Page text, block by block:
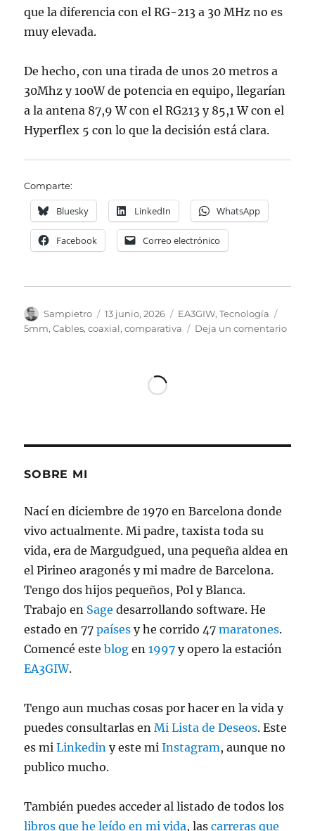
que la diferencia con el RG-213 a 30 MHz no es
muy elevada.
De hecho, con una tirada de unos 20 metros a
30Mhz y 100W de potencia en equipo, llegarían
a la antena 87,9 W con el RG213 y 85,1 W con el
Hyperflex 5 con lo que la decisión está clara.
Comparte:
Bluesky LinkedIn WhatsApp
Facebook Correo electrónico
Autor
Sampietro
Publicado
el
13 junio, 2026 Categorías
EA3GIW,Tecnología
5mm,Cables,coaxial,comparativa Deja un comentarioen
SOBRE MI
Nací en diciembre de 1970 en Barcelona donde
vivo actualmente. Mi padre, taxista toda su
vida, era de Margudgued, una pequeña aldea en
el Pirineo aragonés y mi madre de Barcelona.
Tengo dos hijos pequeños, Pol y Blanca.
Trabajo en Sage desarrollando software. He
estado en 77países y he corrido 47maratones.
Comencé esteblog en1997 y opero la estación
EA3GIW.
Tengo aun muchas cosas por hacer en la vida y
puedes consultarlas enMi Lista de Deseos. Este
es miLinkedin y este miInstagram, aunque no
publico mucho.
También puedes acceder al listado de todos los
libros que he leído en mi vida, lascarreras que